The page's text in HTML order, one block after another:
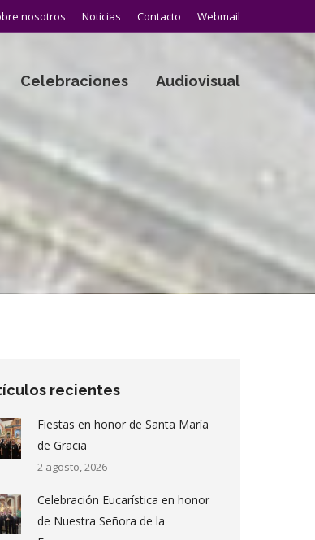
nosotros Noticias Contacto Webmail
Celebraciones Audiovisual
recientes
Fiestas en honor de Santa María
de Gracia
2 agosto, 2026
Celebración Eucarística en honor
de Nuestra Señora de la